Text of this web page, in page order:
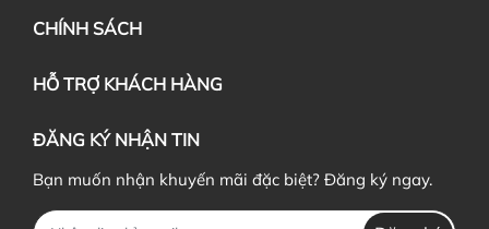
CHÍNH SÁCH
HỖ TRỢ KHÁCH HÀNG
ĐĂNG KÝ NHẬN TIN
Bạn muốn nhận khuyến mãi đặc biệt? Đăng ký ngay.